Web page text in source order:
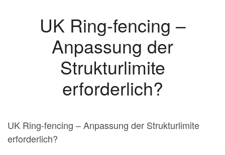
UK Ring-fencing –
Anpassung der
Strukturlimite
erforderlich?
UK Ring-fencing – Anpassung der Strukturlimite
erforderlich?